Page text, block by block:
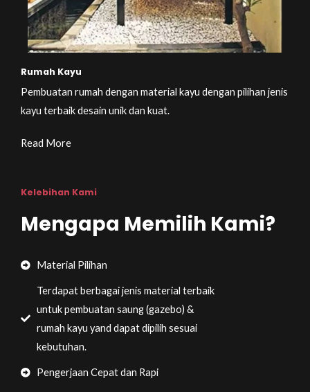
Rumah Kayu
Pembuatan rumah dengan material kayu dengan pilihan jenis
kayu terbaik desain unik dan kuat.
Read More
Kelebihan Kami
Mengapa Memilih Kami?
Material Pilihan
Terdapat berbagai jenis material terbaik
untuk pembuatan saung (gazebo) &
rumah kayu yand dapat dipilih sesuai
kebutuhan.
Pengerjaan Cepat dan Rapi